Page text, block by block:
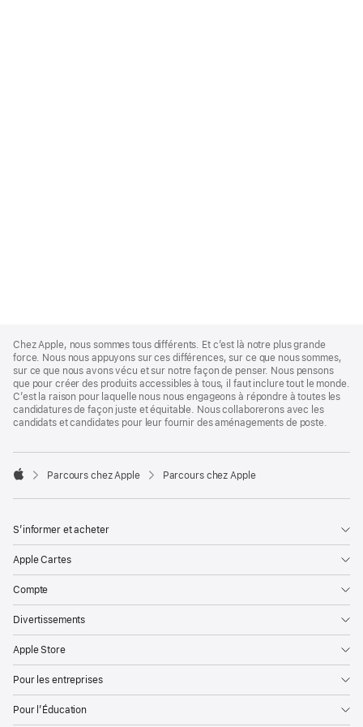
Footer
Chez Apple, nous sommes tous différents. Et c’est là notre plus grande
force. Nous nous appuyons sur ces différences, sur ce que nous sommes,
sur ce que nous avons vécu et sur notre façon de penser. Nous pensons
que pour créer des produits accessibles à tous, il faut inclure tout le monde.
C’est la raison pour laquelle nous nous engageons à répondre à toutes les
candidatures de façon juste et équitable. Nous collaborerons avec les
candidats et candidates pour leur fournir des aménagements de poste.

Parcours chez Apple Parcours chez Apple
S’informer et acheter
Apple Cartes
Compte
Divertissements
Apple Store
Pour les entreprises
Pour l’Éducation